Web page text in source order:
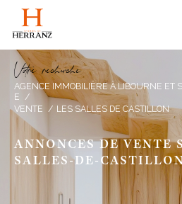
Vore recece
AGENCE IMMOBILIÈRE À LIBOURNE ET
E
VENTE
LES SALLES DE CASTILLON
ANNONCES DE VENTE
SALLES-DE-